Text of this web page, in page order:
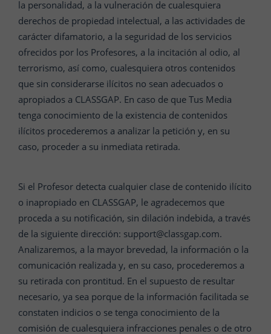
la personalidad, a la vulneración de cualesquiera
derechos de propiedad intelectual, a las actividades de
carácter difamatorio, a la seguridad de los servicios
ofrecidos por los Profesores, a la incitación al odio, al
terrorismo, así como, cualesquiera otros contenidos
que sin considerarse ilícitos no sean adecuados o
apropiados a CLASSGAP. En caso de que Tus Media
tenga conocimiento de la existencia de contenidos
ilícitos procederemos a analizar la petición y, en su
caso, proceder a su inmediata retirada.
Si el Profesor detecta cualquier clase de contenido ilícito
o inapropiado en CLASSGAP, le agradecemos que
proceda a su notificación, sin dilación indebida, a través
de la siguiente dirección: support@classgap.com.
Analizaremos, a la mayor brevedad, la información o la
comunicación realizada y, en su caso, procederemos a
su retirada con prontitud. En el supuesto de resultar
necesario, ya sea porque de la información facilitada se
constaten indicios o se tenga conocimiento de la
comisión de cualesquiera infracciones penales o de otro